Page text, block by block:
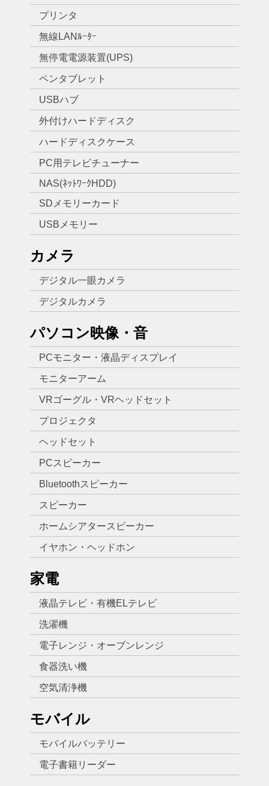
プリンタ
無線LANﾙｰﾀｰ
無停電電源装置(UPS)
ペンタブレット
USBハブ
外付けハードディスク
ハードディスクケース
PC用テレビチューナー
NAS(ﾈｯﾄﾜｰｸHDD)
SDメモリーカード
USBメモリー
カメラ
デジタル一眼カメラ
デジタルカメラ
パソコン映像・音
PCモニター・液晶ディスプレイ
モニターアーム
VRゴーグル・VRヘッドセット
プロジェクタ
ヘッドセット
PCスピーカー
Bluetoothスピーカー
スピーカー
ホームシアタースピーカー
イヤホン・ヘッドホン
家電
液晶テレビ・有機ELテレビ
洗濯機
電子レンジ・オーブンレンジ
食器洗い機
空気清浄機
モバイル
モバイルバッテリー
電子書籍リーダー